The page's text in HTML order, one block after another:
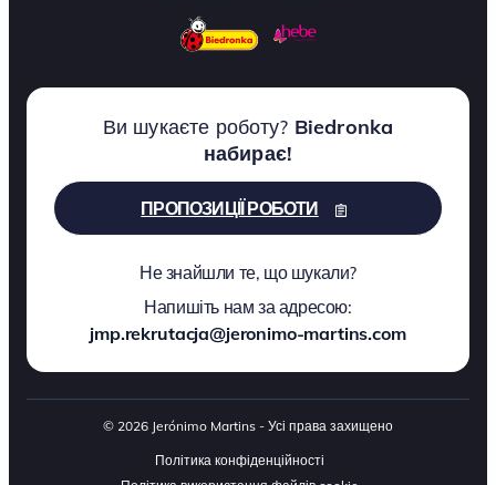
Ви шукаєте роботу? Biedronka
набирає!
ПРОПОЗИЦІЇ РОБОТИ
Не знайшли те, що шукали?
Напишіть нам за адресою:
jmp.rekrutacja@jeronimo-martins.com
© 2026 Jerónimo Martins - Усі права захищено
Політика конфіденційності